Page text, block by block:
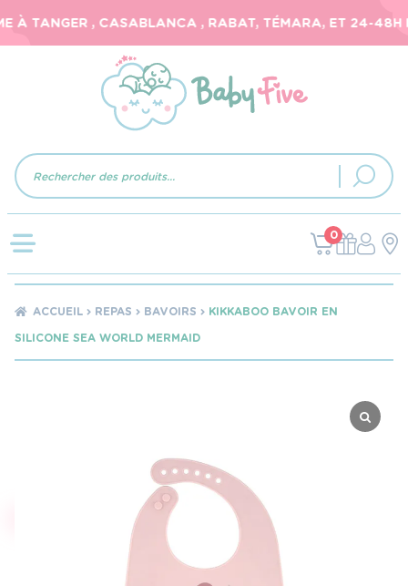
TANGER , CASABLANCA , RABAT, TÉMARA, ET 24-48H
Recherche
de
produits
0
ACCUEIL REPAS BAVOIRS
KIKKABOO BAVOIR EN
SILICONE SEA WORLD MERMAID